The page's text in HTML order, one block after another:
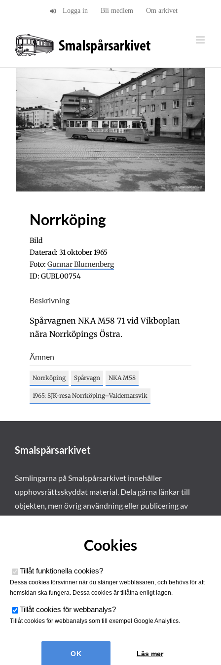
Logga in Bli medlem Om arkivet
Norrköping
Bild
Daterad: 31 oktober 1965
Foto: Gunnar Blumenberg
ID: GUBL00754
Beskrivning
Spårvagnen NKA M58 71 vid Vikboplan
nära Norrköpings Östra.
Ämnen
Norrköping Spårvagn NKA M58
1965: SJK-resa Norrköping–Valdemarsvik
Smalspårsarkivet
Samlingarna på Smalspårsarkivet innehåller
upphovsrättsskyddat material. Dela gärna länkar till
objekten, men övrig användning eller publicering av
Smalspårsarkivet drivs av
Tjustbygdens Järnvägsförening
Cookies
Tillåt funktionella cookies?
Dessa cookies försvinner när du stänger webbläsaren, och behövs för att
hemsidan ska fungera. Dessa cookies är tillåtna enligt lagen.
Tillåt cookies för webbanalys?
Tillåt cookies för webbanalys som till exempel Google Analytics.
Läs mer